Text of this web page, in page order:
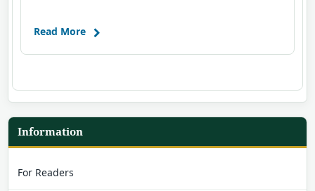
Read More
Information
For Readers